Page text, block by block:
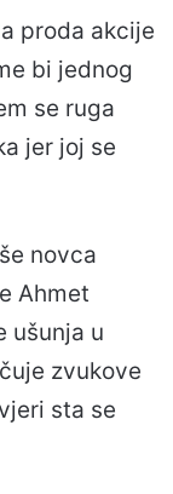
proda akcije
bi jednog
se ruga
jer joj se
novca
Ahmet
ušunja u
zvukove
sta se